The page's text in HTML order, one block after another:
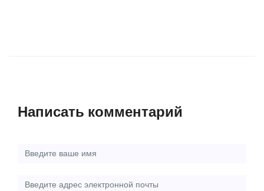
Написать комментарий